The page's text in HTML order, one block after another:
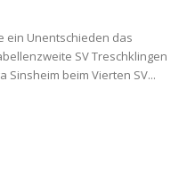
ein Unentschieden das
SV Treschklingen
Sinsheim beim Vierten SV...